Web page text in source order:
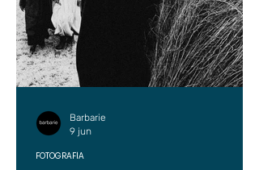
FOTOGRAFÍA
Barbarie
9 jun